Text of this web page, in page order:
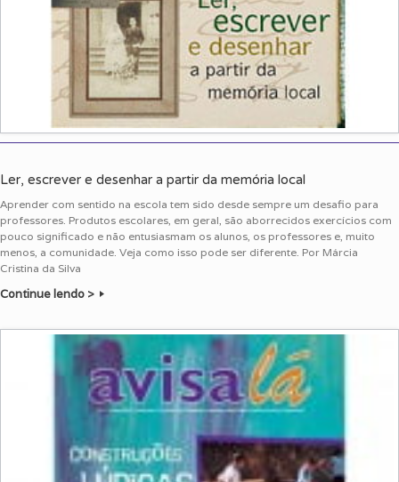
Ler, escrever e desenhar a partir da memória local
Aprender com sentido na escola tem sido desde sempre um desafio para
professores. Produtos escolares, em geral, são aborrecidos exercícios com
pouco significado e não entusiasmam os alunos, os professores e, muito
menos, a comunidade. Veja como isso pode ser diferente. Por Márcia
Cristina da Silva
Continue lendo >